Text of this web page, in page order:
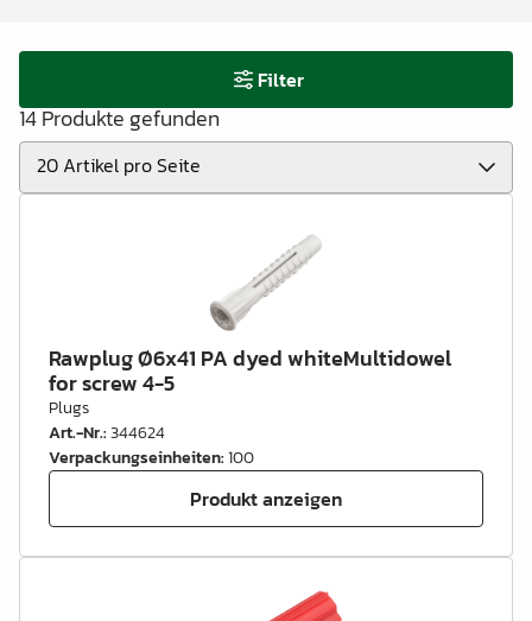
Filter
14 Produkte gefunden
Rawplug Ø6x41 PA dyed whiteMultidowel
for screw 4-5
Plugs
Art.-Nr.:344624
Verpackungseinheiten:100
Produkt anzeigen